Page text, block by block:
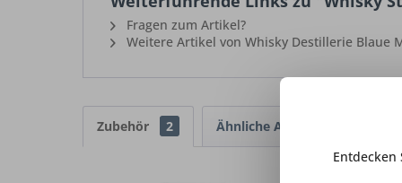
Fragen zum Artikel?
Weitere Artikel von Whisky Destillerie Blaue
Zubehör 2 Ähnliche Artikel
Entdecken